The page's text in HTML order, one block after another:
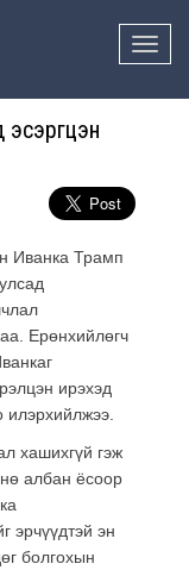
Toggle
Иванка Трамп
Ерөнхийлөгч
ирэхэд
илэрхийлжээ.
хашихгүй гэж
албан ёсоор
эрчүүдтэй эн
болгохын